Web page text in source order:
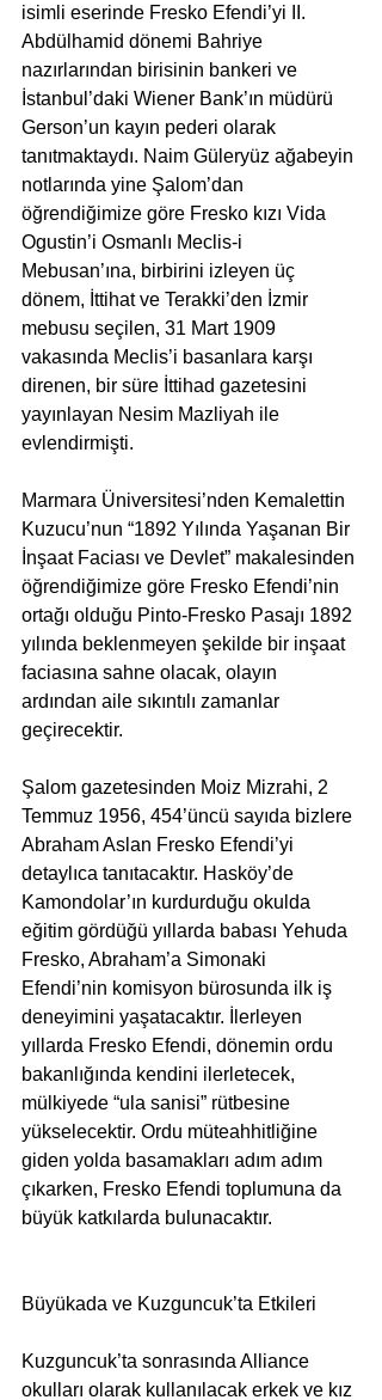
isimli eserinde Fresko Efendi’yi II.
Abdülhamid dönemi Bahriye
nazırlarından birisinin bankeri ve
İstanbul’daki Wiener Bank’ın müdürü
Gerson’un kayın pederi olarak
tanıtmaktaydı. Naim Güleryüz ağabeyin
notlarında yine Şalom’dan
öğrendiğimize göre Fresko kızı Vida
Ogustin’i Osmanlı Meclis-i
Mebusan’ına, birbirini izleyen üç
dönem, İttihat ve Terakki’den İzmir
mebusu seçilen, 31 Mart 1909
vakasında Meclis’i basanlara karşı
direnen, bir süre İttihad gazetesini
yayınlayan Nesim Mazliyah ile
evlendirmişti.
Marmara Üniversitesi’nden Kemalettin
Kuzucu’nun “1892 Yılında Yaşanan Bir
İnşaat Faciası ve Devlet” makalesinden
öğrendiğimize göre Fresko Efendi’nin
ortağı olduğu Pinto-Fresko Pasajı 1892
yılında beklenmeyen şekilde bir inşaat
faciasına sahne olacak, olayın
ardından aile sıkıntılı zamanlar
geçirecektir.
Şalom gazetesinden Moiz Mizrahi, 2
Temmuz 1956, 454’üncü sayıda bizlere
Abraham Aslan Fresko Efendi’yi
detaylıca tanıtacaktır. Hasköy’de
Kamondolar’ın kurdurduğu okulda
eğitim gördüğü yıllarda babası Yehuda
Fresko, Abraham’a Simonaki
Efendi’nin komisyon bürosunda ilk iş
deneyimini yaşatacaktır. İlerleyen
yıllarda Fresko Efendi, dönemin ordu
bakanlığında kendini ilerletecek,
mülkiyede “ula sanisi” rütbesine
yükselecektir. Ordu müteahhitliğine
giden yolda basamakları adım adım
çıkarken, Fresko Efendi toplumuna da
büyük katkılarda bulunacaktır.
Büyükada ve Kuzguncuk’ta Etkileri
Kuzguncuk’ta sonrasında Alliance
okulları olarak kullanılacak erkek ve kız